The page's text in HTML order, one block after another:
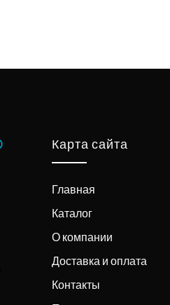
Карта сайта
Главная
Каталог
О компании
Доставка и оплата
Контакты